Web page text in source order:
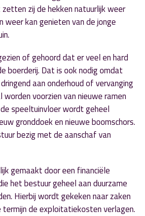
zij de hekken natuurlijk weer
weer kan genieten van de jonge
of gehoord dat er veel en hard
boerderij. Dat is ook nodig omdat
aan onderhoud of vervanging
voorzien van nieuwe ramen
speeltuinvloer wordt geheel
gronddoek en nieuwe boomschors.
bezig met de aanschaf van
gemaakt door een financiële
het bestuur geheel aan duurzame
Hierbij wordt gekeken naar zaken
termijn de exploitatiekosten verlagen.